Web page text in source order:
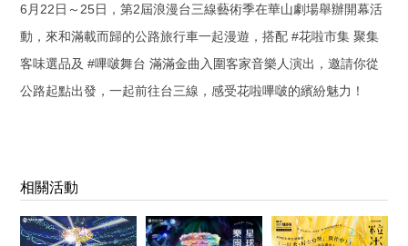
6月22日～25日，第2屆浪漫台三線藝術季在華山劇場舉辦開幕活
動，來和滿載而歸的公路旅行車一起漫遊，搭配 #花啦市集 聚集
客味選品及 #嗶啵舞台 滿滿金曲入圍客家音樂人演出，邀請你從
公路起點出發，一起前往台三線，感受花啦嗶啵的繽紛魅力！
相關活動